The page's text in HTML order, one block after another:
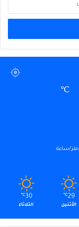
℃
29
℃
الأثنين
30
℃
الثلاثاء